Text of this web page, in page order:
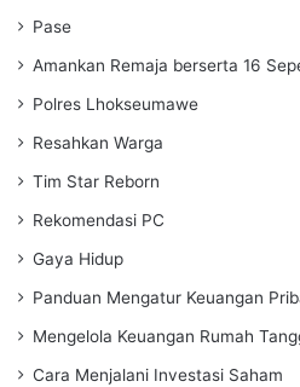
Pase
Amankan Remaja berserta 16
Polres Lhokseumawe
Resahkan Warga
Tim Star Reborn
Rekomendasi PC
Gaya Hidup
Panduan Mengatur Keuangan
Mengelola Keuangan Rumah
Cara Menjalani Investasi Saham